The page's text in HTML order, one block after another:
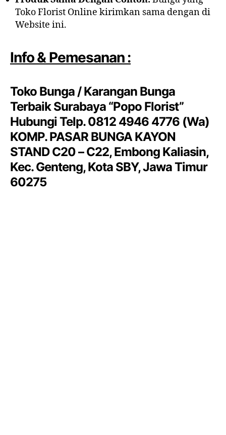
Toko Florist Online kirimkan sama dengan di
Website ini.
Info & Pemesanan :
Toko Bunga / Karangan Bunga
Terbaik Surabaya “Popo Florist”
Hubungi Telp. 0812 4946 4776 (Wa)
KOMP. PASAR BUNGA KAYON
STAND C20 – C22, Embong Kaliasin,
Kec. Genteng, Kota SBY, Jawa Timur
60275